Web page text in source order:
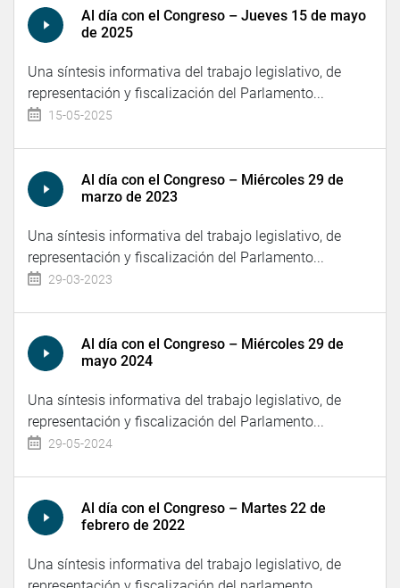
Al día con el Congreso – Jueves 15 de mayo
de 2025
Una síntesis informativa del trabajo legislativo, de
representación y fiscalización del Parlamento...
15-05-2025
Al día con el Congreso – Miércoles 29 de
marzo de 2023
Una síntesis informativa del trabajo legislativo, de
representación y fiscalización del Parlamento...
29-03-2023
Al día con el Congreso – Miércoles 29 de
mayo 2024
Una síntesis informativa del trabajo legislativo, de
representación y fiscalización del Parlamento...
29-05-2024
Al día con el Congreso – Martes 22 de
febrero de 2022
Una síntesis informativa del trabajo legislativo, de